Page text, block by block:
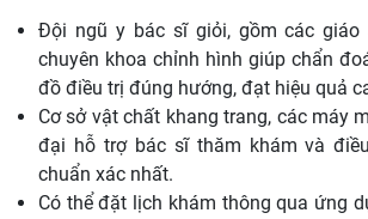
Đội ngũ y bác sĩ giỏi, gồm các giáo
chuyên khoa chỉnh hình giúp chẩn
đồ điều trị đúng hướng, đạt hiệu quả
Cơ sở vật chất khang trang, các máy
đại hỗ trợ bác sĩ thăm khám và
chuẩn xác nhất.
Có thể đặt lịch khám thông qua ứng